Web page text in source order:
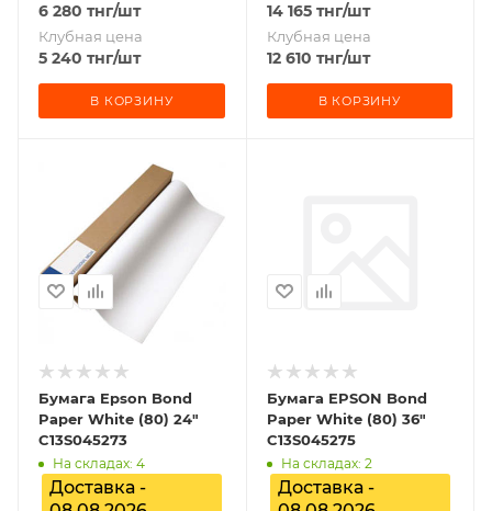
6 280 тнг/шт
Клубная цена
5 240 тнг/шт
В КОРЗИНУ
14 165тнг/шт
Клубная цена
12 610 тнг/шт
В КОРЗИНУ
Бумага Epson Bond
Paper White (80) 24"
C13S045273
На складах: 4
Доставка -
Бумага EPSON Bond
Paper White (80) 36"
C13S045275
На складах: 2
Доставка -